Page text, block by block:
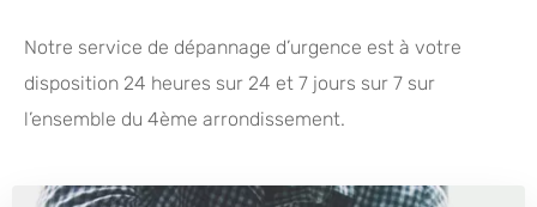
Notre service de dépannage d’urgence est à votre
disposition 24 heures sur 24 et 7 jours sur 7 sur
l’ensemble du 4ème arrondissement.